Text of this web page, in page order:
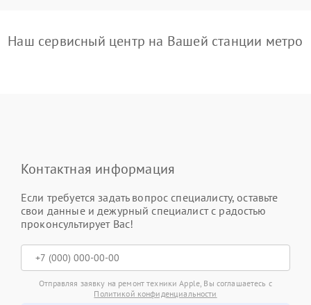
Наш сервисный центр на Вашей станции метро
Контактная информация
Если требуется задать вопрос специалисту, оставьте
свои данные и дежурный специалист с радостью
проконсультирует Вас!
Отправляя заявку на ремонт техники Apple, Вы соглашаетесь с
Политикой конфиденциальности